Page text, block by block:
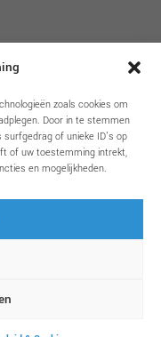
zoals cookies om
Door in te stemmen
surfgedrag of unieke ID's op
of uw toestemming intrekt,
en mogelijkheden.